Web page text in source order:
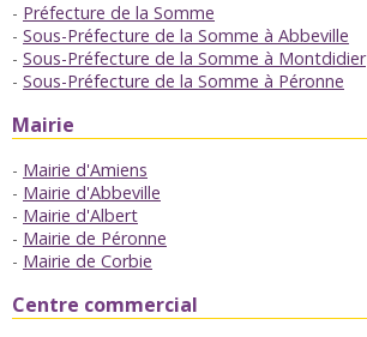
Préfecture de la Somme
Sous-Préfecture de la Somme à Abbeville
Sous-Préfecture de la Somme à Montdidier
Sous-Préfecture de la Somme à Péronne
Mairie
Mairie d'Amiens
Mairie d'Abbeville
Mairie d'Albert
Mairie de Péronne
Mairie de Corbie
Centre commercial